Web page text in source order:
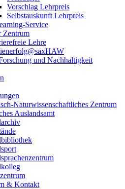
Vorschlag Lehrpreis
Selbstauskunft Lehrpreis
Service
Zentrum
Lehre
und Nachhaltigkeit
Naturwissenschaftliches Zentrum
Auslandsamt
& Kontakt